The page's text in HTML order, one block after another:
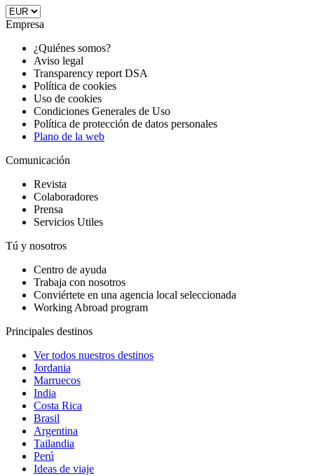
Empresa
¿Quiénes somos?
Aviso legal
Transparency report DSA
Política de cookies
Uso de cookies
Condiciones Generales de Uso
Política de protección de datos personales
Plano de la web
Comunicación
Revista
Colaboradores
Prensa
Servicios Utiles
Tú y nosotros
Centro de ayuda
Trabaja con nosotros
Conviértete en una agencia local seleccionada
Working Abroad program
Principales destinos
Ver todos nuestros destinos
Jordania
Marruecos
India
Costa Rica
Brasil
Argentina
Tailandia
Perú
Ideas de viaje